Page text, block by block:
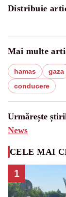
Distribuie
Mai multe
hamas gaza
conducere
Urmărește
News
CELE MAI
1